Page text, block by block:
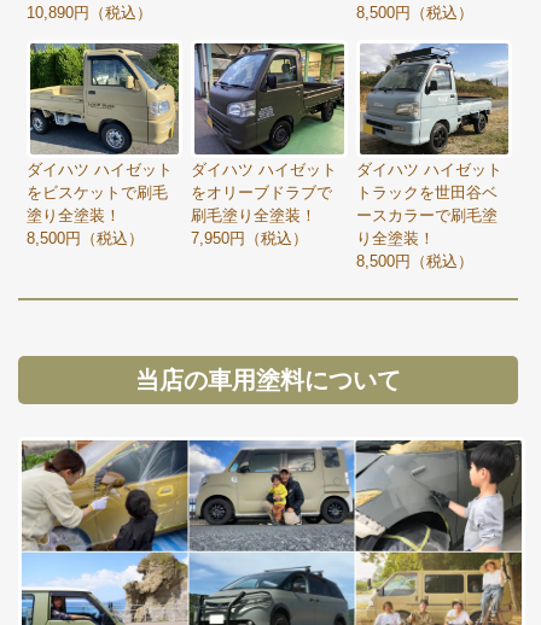
10,890円（税込）
8,500円（税込）
ダイハツ ハイゼット
をビスケットで刷毛
塗り全塗装！
8,500円（税込）
ダイハツ ハイゼット
をオリーブドラブで
刷毛塗り全塗装！
7,950円（税込）
ダイハツ ハイゼット
トラックを世田谷ベ
ースカラーで刷毛塗
り全塗装！
8,500円（税込）
当店の車用塗料について